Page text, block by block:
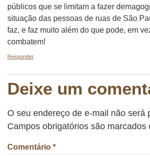
públicos que se limitam a fazer
situação das pessoas de ruas de São
faz, e faz muito além do que pode, em
combatem!
Responder
Deixe um
O seu endereço de e-mail não será
Campos obrigatórios são marcados
Comentário *